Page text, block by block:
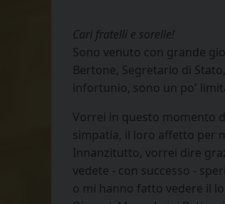
Cari fratelli e sorelle!
Sono venuto con grande
Bertone, Segretario di
infortunio, sono un po'
Vorrei in questo momento
simpatia, il loro affetto per
Innanzitutto, vorrei dire
vedete - con successo -
o mi hanno fatto vedere il